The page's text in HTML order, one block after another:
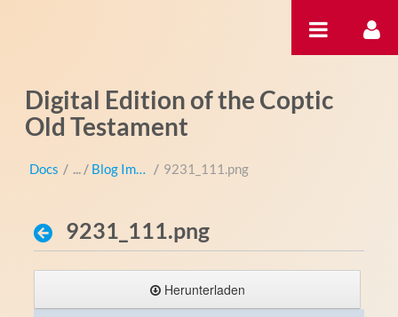
Digital Edition of the Coptic
Old Testament
Docs / Blog Images / 9231_111.png
9231_111.png
Herunterladen